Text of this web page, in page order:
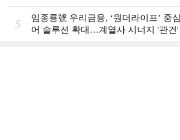
Review]
5
임종룡號 우리금융, ‘원더라이프’ 중
어 솔루션 확대…계열사 시너지 '관건